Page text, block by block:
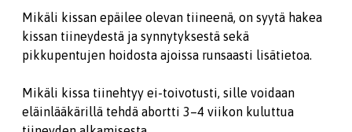
Mikäli kissan epäilee olevan tiineenä, on syytä hakea
kissan tiineydestä ja synnytyksestä sekä
pikkupentujen hoidosta ajoissa runsaasti lisätietoa.
Mikäli kissa tiinehtyy ei-toivotusti, sille voidaan
eläinlääkärillä tehdä abortti 3–4 viikon kuluttua